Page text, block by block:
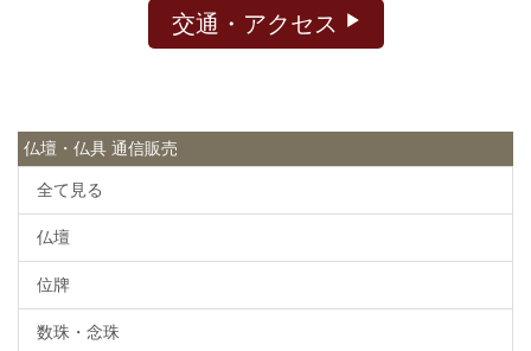
交通・アクセス
仏壇・仏具 通信販売
全て見る
仏壇
位牌
数珠・念珠